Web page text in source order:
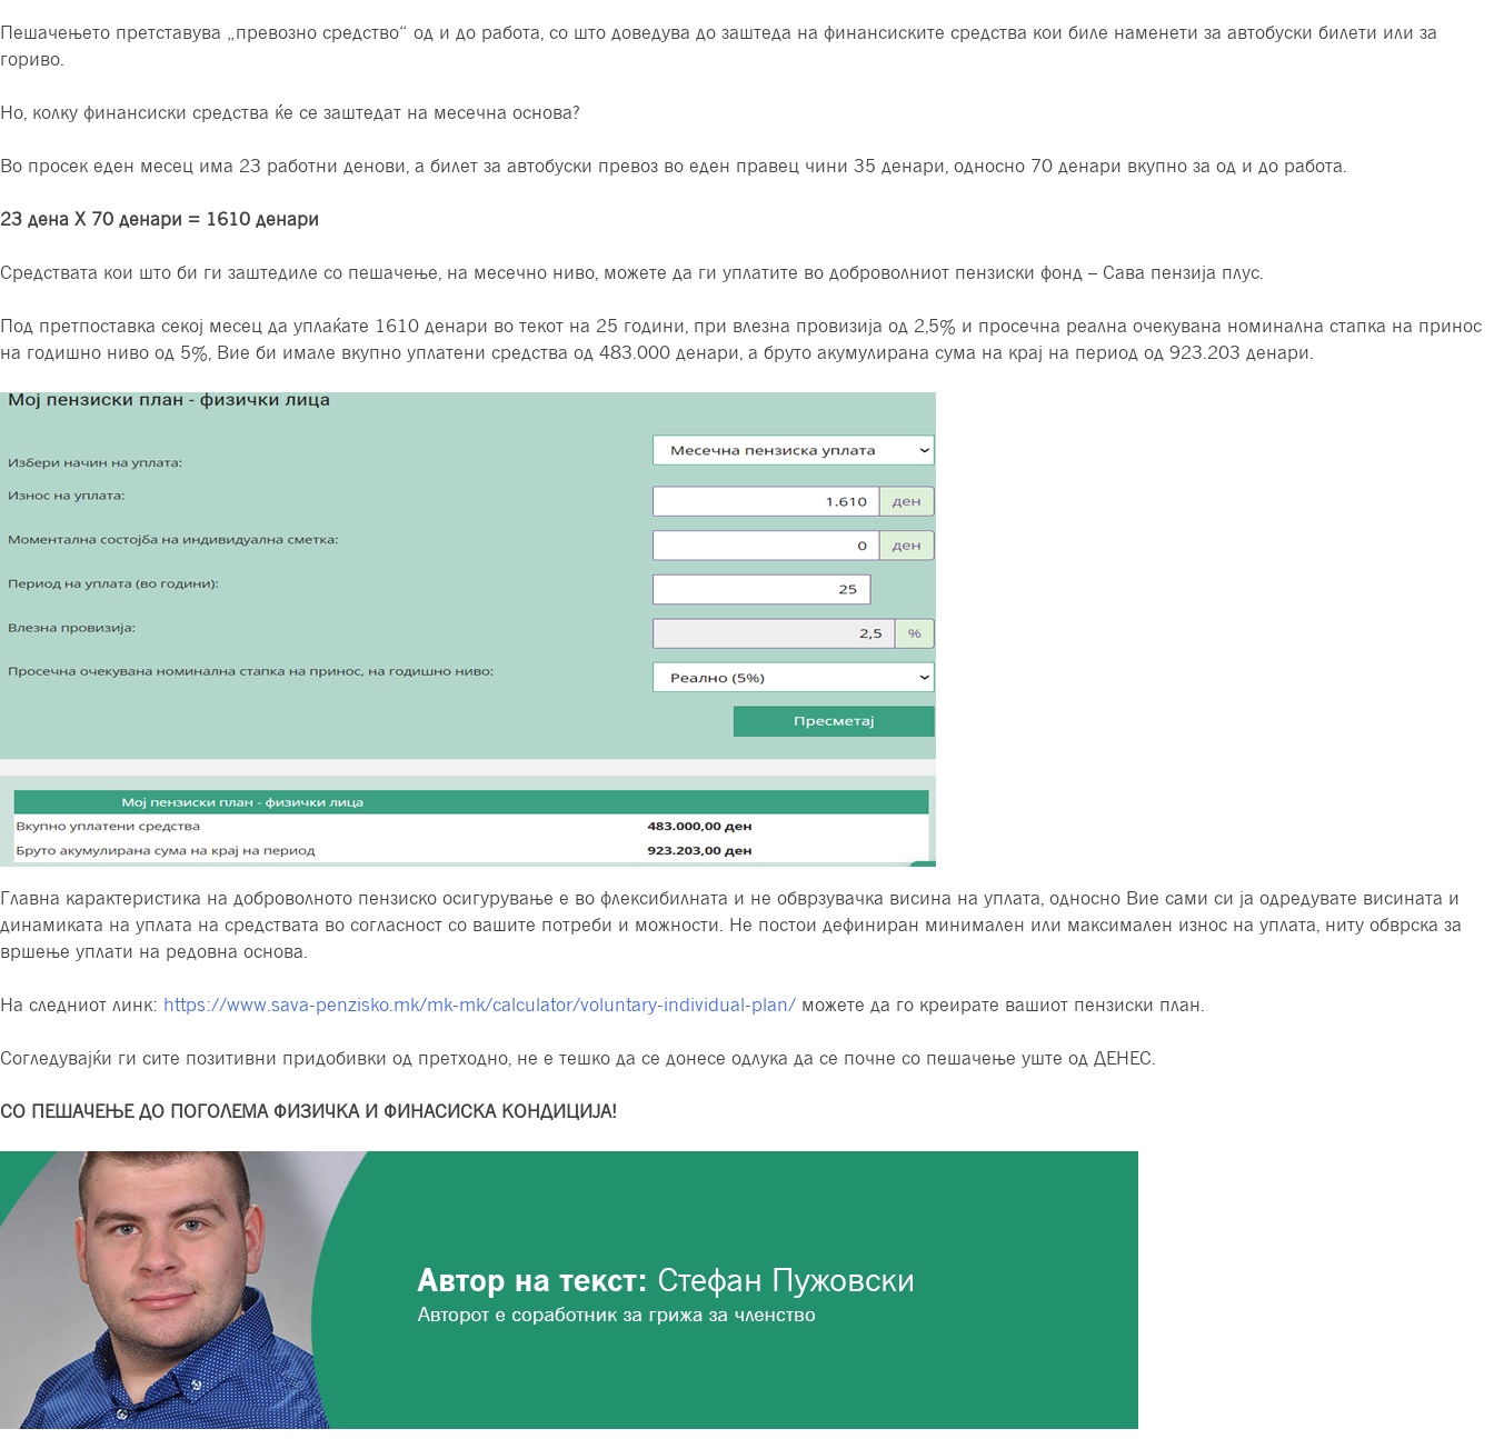
Пешачењето претставува „превозно средство“ од и до работа, со што доведува до заштеда на финансиските средства кои биле наменети за автобуски билети или за
гориво.
Но, колку финансиски средства ќе се заштедат на месечна основа?
Во просек еден месец има 23 работни денови, а билет за автобуски превоз во еден правец чини 35 денари, односно 70 денари вкупно за од и до работа.
23 дена X 70 денари = 1610 денари
Средствата кои што би ги заштедиле со пешачење, на месечно ниво, можете да ги уплатите во доброволниот пензиски фонд – Сава пензија плус.
Под претпоставка секој месец да уплаќате 1610 денари во текот на 25 години, при влезна провизија од 2,5% и просечна реална очекувана номинална стапка на принос
на годишно ниво од 5%, Вие би имале вкупно уплатени средства од 483.000 денари, а бруто акумулирана сума на крај на период од 923.203 денари.
Главна карактеристика на доброволното пензиско осигурување е во флексибилната и не обврзувачка висина на уплата, односно Вие сами си ја одредувате висината и
динамиката на уплата на средствата во согласност со вашите потреби и можности. Не постои дефиниран минимален или максимален износ на уплата, ниту обврска за
вршење уплати на редовна основа.
На следниот линк: https://www.sava-penzisko.mk/mk-mk/calculator/voluntary-individual-plan/ можете да го креирате вашиот пензиски план.
Согледувајќи ги сите позитивни придобивки од претходно, не е тешко да се донесе одлука да се почне со пешачење уште од ДЕНЕС.
СО ПЕШАЧЕЊЕ ДО ПОГОЛЕМА ФИЗИЧКА И ФИНАСИСКА КОНДИЦИЈА!